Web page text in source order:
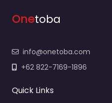
Onetoba
info@onetoba.com
+62 822-7169-1896
Quick Links